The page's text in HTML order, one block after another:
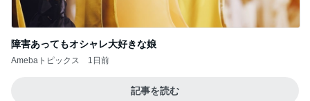
障害あってもオシャレ大好きな娘
Amebaトピックス 1日前
記事を読む